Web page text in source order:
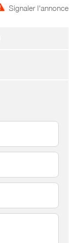
Signaler l'annonce